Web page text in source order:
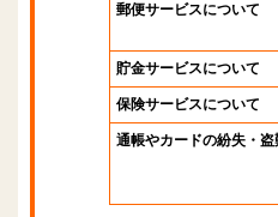
郵便サービスについて
貯金サービスについて
保険サービスについて
通帳やカードの紛失・